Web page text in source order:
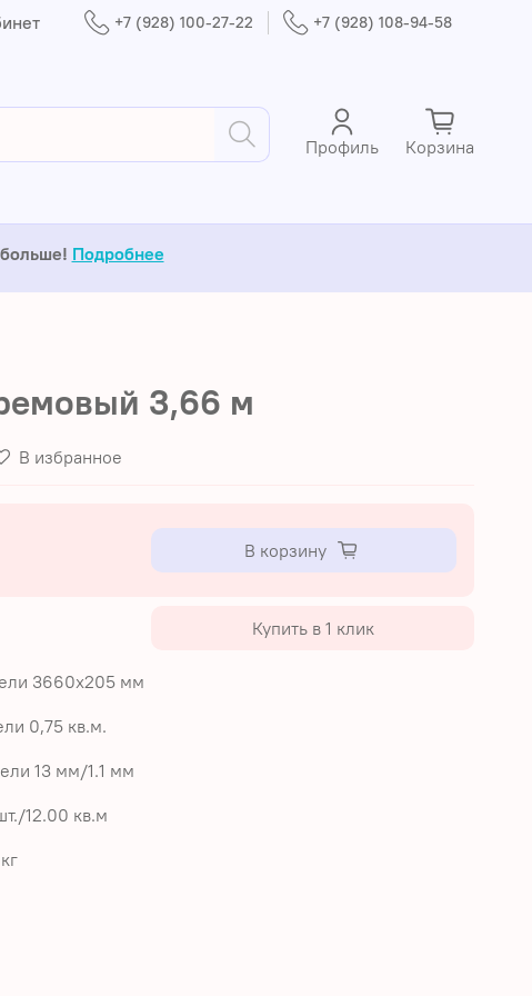
+7 (928) 100-27-22 +7 (928) 108-94-58
Профиль Корзина
Подробнее
3,66 м
В избранное
В корзину
Купить в 1 клик
3660х205 мм
0,75 кв.м.
13 мм/1.1 мм
12.00 кв.м